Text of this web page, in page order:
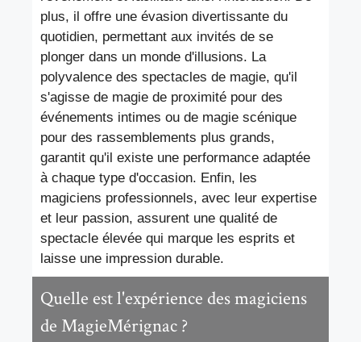
plus, il offre une évasion divertissante du
quotidien, permettant aux invités de se
plonger dans un monde d'illusions. La
polyvalence des spectacles de magie, qu'il
s'agisse de magie de proximité pour des
événements intimes ou de magie scénique
pour des rassemblements plus grands,
garantit qu'il existe une performance adaptée
à chaque type d'occasion. Enfin, les
magiciens professionnels, avec leur expertise
et leur passion, assurent une qualité de
spectacle élevée qui marque les esprits et
laisse une impression durable.
Quelle est l'expérience des magiciens
de MagieMérignac ?